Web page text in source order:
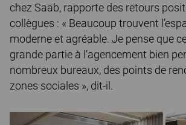
chez Saab, rapporte des retours
collègues : « Beaucoup trouvent
moderne et agréable. Je pense que
grande partie à l’agencement bien
nombreux bureaux, des points de
zones sociales », dit-il.